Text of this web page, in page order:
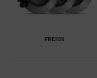
FREIOS